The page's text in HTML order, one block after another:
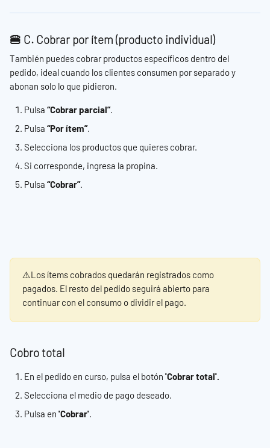
🍔 C. Cobrar por ítem (producto individual)
También puedes cobrar productos específicos dentro del
pedido, ideal cuando los clientes consumen por separado y
abonan solo lo que pidieron.
Pulsa “Cobrar parcial”.
Pulsa “Por ítem”.
Selecciona los productos que quieres cobrar.
Si corresponde, ingresa la propina.
Pulsa “Cobrar”.
⚠️Los ítems cobrados quedarán registrados como
pagados. El resto del pedido seguirá abierto para
continuar con el consumo o dividir el pago.
Cobro total
En el pedido en curso, pulsa el botón 'Cobrar total'.
Selecciona el medio de pago deseado.
Pulsa en 'Cobrar'.